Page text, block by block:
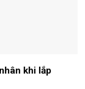
khi lắp